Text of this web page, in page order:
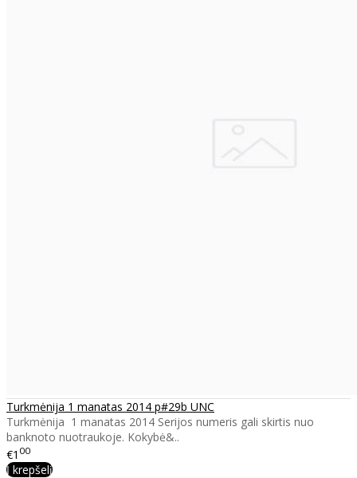
Turkmėnija 1 manatas 2014 p#29b UNC
Turkmėnija 1 manatas 2014 Serijos numeris gali skirtis nuo
banknoto nuotraukoje. Kokybė&..
€1 00
Į krepšelį